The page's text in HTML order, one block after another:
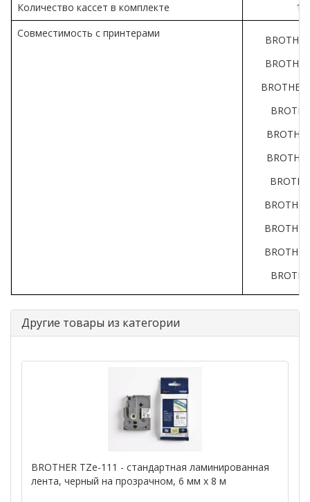
Количество кассет в комплекте
1
Совместимость с принтерами
Другие товары из категории
BROTHER TZe-111 - стандартная ламинированная
лента, черный на прозрачном, 6 мм х 8 м